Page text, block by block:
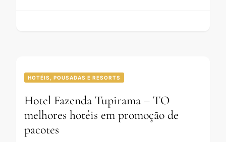
HOTÉIS, POUSADAS E RESORTS
Hotel Fazenda Tupirama – TO
melhores hotéis em promoção de
pacotes